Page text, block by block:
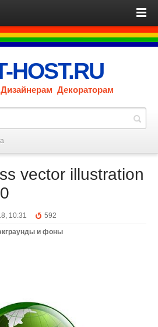
HOST.RU
Декораторам
vector illustration
10:31
592
и фоны